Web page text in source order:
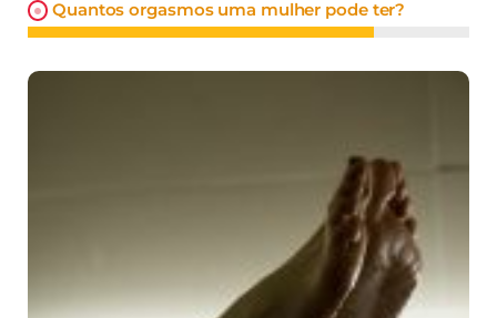
Quantos orgasmos uma mulher pode ter?